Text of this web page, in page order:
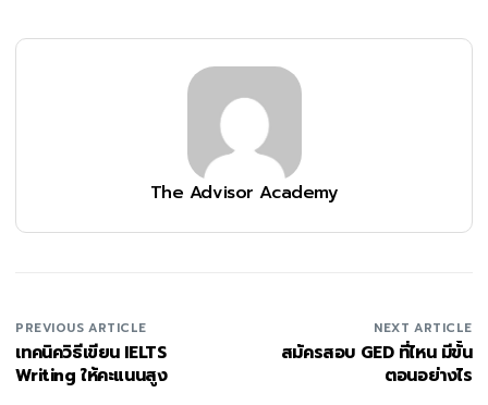
The Advisor Academy
PREVIOUS ARTICLE
เทคนิควิธีเขียน IELTS
Writing ให้คะแนนสูง
NEXT ARTICLE
สมัครสอบ GED ที่ไหน มีขั้น
ตอนอย่างไร